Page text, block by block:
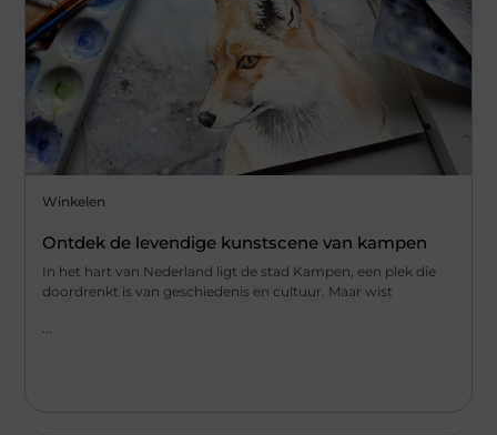
Winkelen
Ontdek de levendige kunstscene van kampen
In het hart van Nederland ligt de stad Kampen, een plek die
doordrenkt is van geschiedenis en cultuur. Maar wist